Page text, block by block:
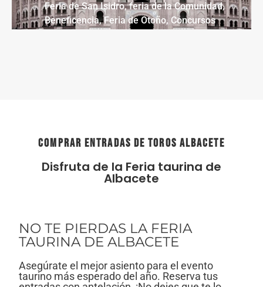
Feria de San Isidro, feria de la Comunidad,
Beneficencia, Feria de Otoño, Concursos
comprar entradas de toros Albacete
Disfruta de la Feria taurina de
Albacete
NO TE PIERDAS LA FERIA
TAURINA DE ALBACETE
Asegúrate el mejor asiento para el evento
taurino más esperado del año. Reserva tus